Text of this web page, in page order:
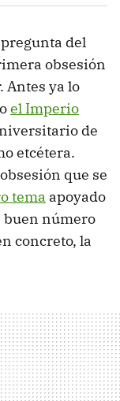
del
obsesión
Antes ya lo
el Imperio
de
etcétera.
que se
tema apoyado
buen número
concreto, la